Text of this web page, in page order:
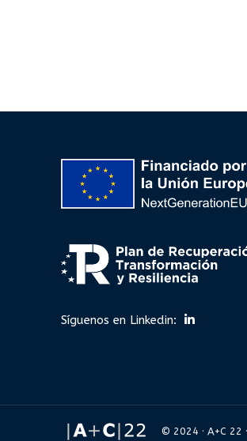
Síguenos en Linkedin:
© 2024 · A+C